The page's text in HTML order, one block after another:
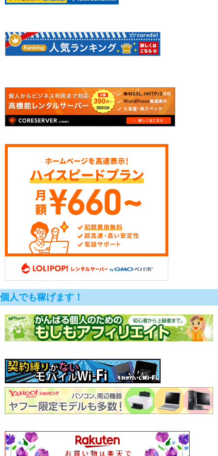
個人でも稼げます！